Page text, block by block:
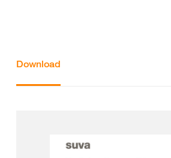
Download